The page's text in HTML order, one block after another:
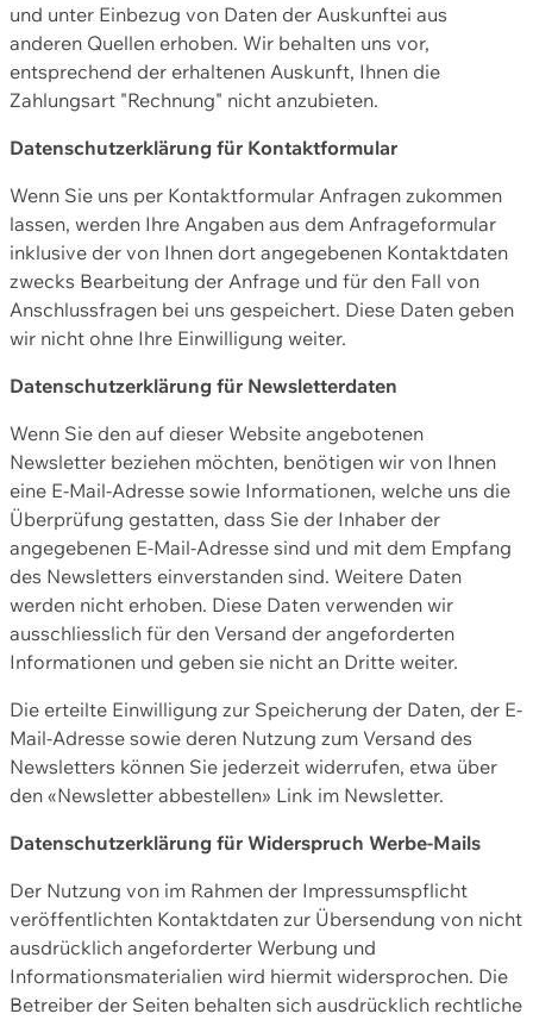
und unter Einbezug von Daten der Auskunftei aus
anderen Quellen erhoben. Wir behalten uns vor,
entsprechend der erhaltenen Auskunft, Ihnen die
Zahlungsart "Rechnung" nicht anzubieten.
Datenschutzerklärung für Kontaktformular
Wenn Sie uns per Kontaktformular Anfragen zukommen
lassen, werden Ihre Angaben aus dem Anfrageformular
inklusive der von Ihnen dort angegebenen Kontaktdaten
zwecks Bearbeitung der Anfrage und für den Fall von
Anschlussfragen bei uns gespeichert. Diese Daten geben
wir nicht ohne Ihre Einwilligung weiter.
Datenschutzerklärung für Newsletterdaten
Wenn Sie den auf dieser Website angebotenen
Newsletter beziehen möchten, benötigen wir von Ihnen
eine E-Mail-Adresse sowie Informationen, welche uns die
Überprüfung gestatten, dass Sie der Inhaber der
angegebenen E-Mail-Adresse sind und mit dem Empfang
des Newsletters einverstanden sind. Weitere Daten
werden nicht erhoben. Diese Daten verwenden wir
ausschliesslich für den Versand der angeforderten
Informationen und geben sie nicht an Dritte weiter.
Die erteilte Einwilligung zur Speicherung der Daten, der E-
Mail-Adresse sowie deren Nutzung zum Versand des
Newsletters können Sie jederzeit widerrufen, etwa über
den «Newsletter abbestellen» Link im Newsletter.
Datenschutzerklärung für Widerspruch Werbe-Mails
Der Nutzung von im Rahmen der Impressumspflicht
veröffentlichten Kontaktdaten zur Übersendung von nicht
ausdrücklich angeforderter Werbung und
Informationsmaterialien wird hiermit widersprochen. Die
Betreiber der Seiten behalten sich ausdrücklich rechtliche